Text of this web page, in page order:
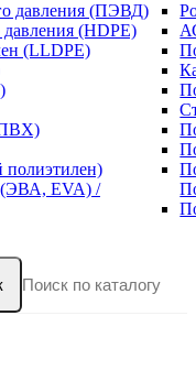
давления (ПЭВД)
(HDPE)
(LLDPE)
полиэтилен)
(ЭВА, EVA) /